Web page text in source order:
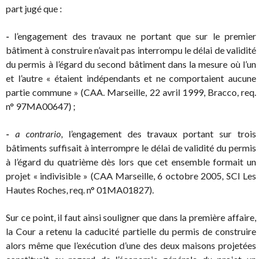
part jugé que :
- l’engagement des travaux ne portant que sur le premier
bâtiment à construire n’avait pas interrompu le délai de validité
du permis à l’égard du second bâtiment dans la mesure où l’un
et l’autre « étaient indépendants et ne comportaient aucune
partie commune » (CAA. Marseille, 22 avril 1999, Bracco, req.
n° 97MA00647) ;
- a contrario, l’engagement des travaux portant sur trois
bâtiments suffisait à interrompre le délai de validité du permis
à l’égard du quatrième dès lors que cet ensemble formait un
projet « indivisible » (CAA Marseille, 6 octobre 2005, SCI Les
Hautes Roches, req. n° 01MA01827).
Sur ce point, il faut ainsi souligner que dans la première affaire,
la Cour a retenu la caducité partielle du permis de construire
alors même que l’exécution d’une des deux maisons projetées